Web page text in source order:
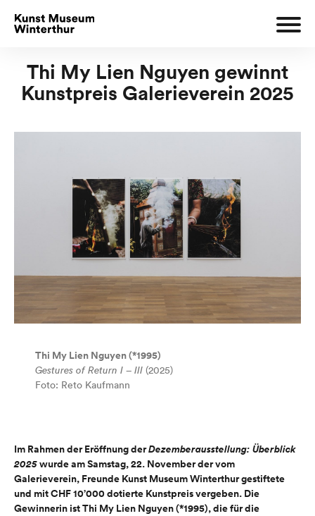
Thi My Lien Nguyen gewinnt
Kunstpreis Galerieverein 2025
Thi My Lien Nguyen (*1995)
Gestures of Return I – III (2025)
Foto: Reto Kaufmann
Im Rahmen der Eröffnung derDezemberausstellung: Überblick
2025wurde am Samstag, 22. November der vom
Galerieverein, Freunde Kunst Museum Winterthur gestiftete
und mit CHF 10’000 dotierte Kunstpreis vergeben. Die
Gewinnerin ist Thi My Lien Nguyen (*1995), die für die